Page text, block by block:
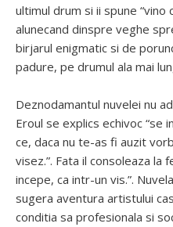
ultimul drum si ii spune “vino
alunecand dinspre veghe
birjarul enigmatic si de
padure, pe drumul ala mai
Deznodamantul nuvelei nu
Eroul se explics echivoc “se
ce, daca nu te-as fi auzit
visez.”. Fata il consoleaza la
incepe, ca intr-un vis.”.
sugera aventura artistului
conditia sa profesionala si